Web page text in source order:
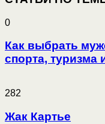
0
Как выбрать
спорта, туризма
282
Жак Картье